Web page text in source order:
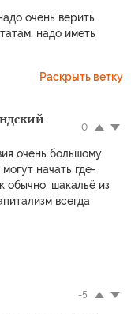
очень верить
надо иметь
Раскрыть ветку
0
очень большому
начать где-
обычно, шакальё из
всегда
-5